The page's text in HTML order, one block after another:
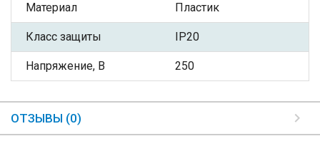
Материал Пластик
Класс защиты IP20
Напряжение, В 250
ОТЗЫВЫ (0)